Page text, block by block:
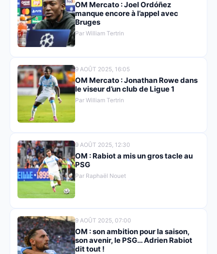
OM Mercato : Joel Ordóñez
manque encore à l’appel avec
Bruges
Par William Tertrin
9 AOÛT 2025, 16:05
OM Mercato : Jonathan Rowe dans
le viseur d’un club de Ligue 1
Par William Tertrin
9 AOÛT 2025, 12:30
OM : Rabiot a mis un gros tacle au
PSG
Par Raphaël Nouet
9 AOÛT 2025, 07:00
OM : son ambition pour la saison,
son avenir, le PSG… Adrien Rabiot
dit tout !